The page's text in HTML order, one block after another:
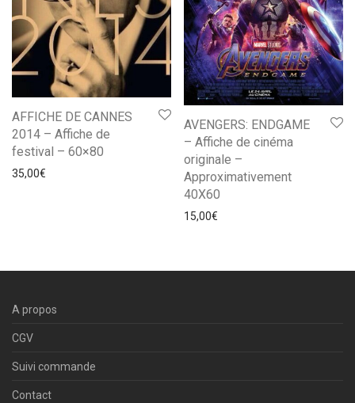
AFFICHE DE CANNES
2014 – Affiche de
festival – 60×80
35,00€
AVENGERS: ENDGAME
– Affiche de cinéma
originale –
Approximativement
40X60
15,00€
A propos
CGV
Suivi commande
Contact